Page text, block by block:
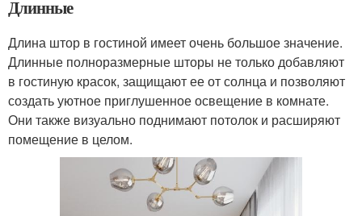
Длинные
Длина штор в гостиной имеет очень большое значение.
Длинные полноразмерные шторы не только добавляют
в гостиную красок, защищают ее от солнца и позволяют
создать уютное приглушенное освещение в комнате.
Они также визуально поднимают потолок и расширяют
помещение в целом.